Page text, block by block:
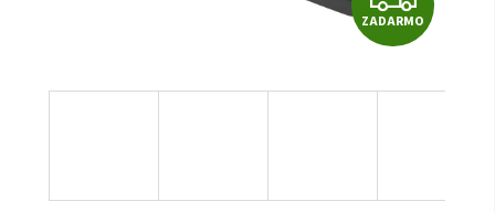
A
D
ZADARMO